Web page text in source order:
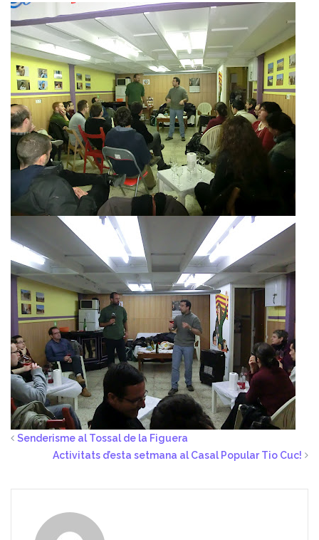
Senderisme al Tossal de la Figuera
Activitats d’esta setmana al Casal Popular Tio Cuc!